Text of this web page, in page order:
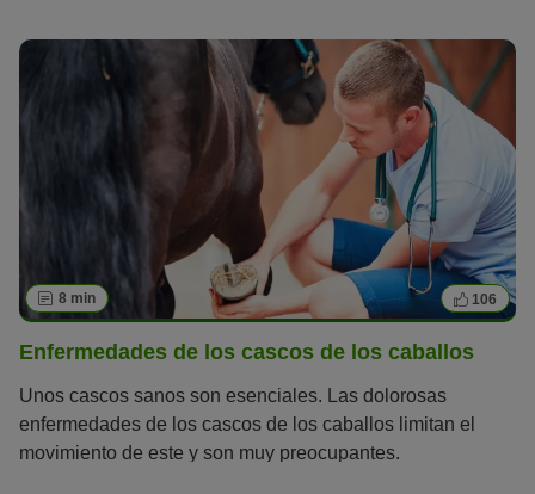
8 min 106
Enfermedades de los cascos de los caballos
Unos cascos sanos son esenciales. Las dolorosas
enfermedades de los cascos de los caballos limitan el
movimiento de este y son muy preocupantes.